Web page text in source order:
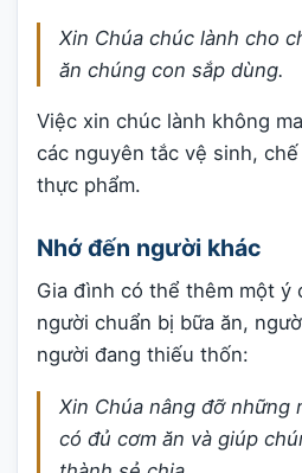
Xin Chúa chúc lành cho
ăn chúng con sắp dùng.
Việc xin chúc lành không
các nguyên tắc vệ sinh,
thực phẩm.
Nhớ đến người khác
Gia đình có thể thêm một ý
người chuẩn bị bữa ăn,
người đang thiếu thốn:
Xin Chúa nâng đỡ những
có đủ cơm ăn và giúp